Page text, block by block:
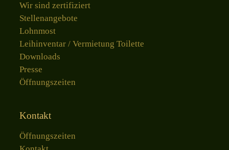
Wir sind zertifiziert
Stellenangebote
Lohnmost
Leihinventar / Vermietung Toilette
Downloads
Presse
Öffnungszeiten
Kontakt
Öffnungszeiten